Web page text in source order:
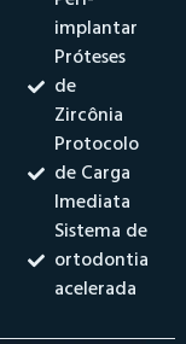
implantar
Próteses
de
Zircônia
Protocolo
de Carga
Imediata
Sistema de
ortodontia
acelerada